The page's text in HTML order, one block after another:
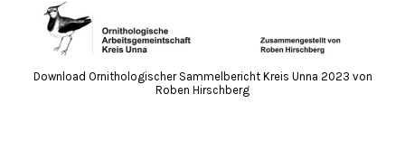
Download Ornithologischer Sammelbericht Kreis Unna 2023 von
Roben Hirschberg